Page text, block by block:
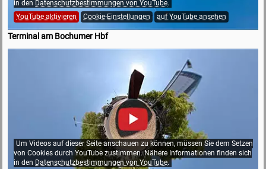
in den Datenschutzbestimmungen von YouTube.
YouTube aktivieren
Cookie-Einstellungen auf YouTube ansehen
Terminal am Bochumer Hbf
Um Videos auf dieser Seite anschauen zu können, müssen Sie dem Setzen
von Cookies durch YouTube zustimmen. Nähere Informationen finden sich
in den Datenschutzbestimmungen von YouTube.